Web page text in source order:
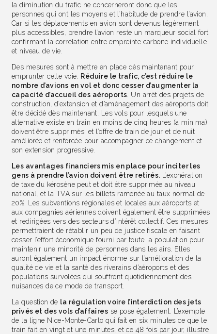
la diminution du trafic ne concerneront donc que les
personnes qui ont les moyens et l’habitude de prendre l’avion.
Car si les déplacements en avion sont devenus légèrement
plus accessibles, prendre l’avion reste un marqueur social fort,
confirmant la corrélation entre empreinte carbone individuelle
et niveau de vie.
Des mesures sont à mettre en place dès maintenant pour
emprunter cette voie.
Réduire le trafic, c’est réduire le
nombre d’avions en vol et donc cesser d’augmenter la
capacité d’accueil des aéroports . Un arrêt des projets de
construction, d’extension et d’aménagement des aéroports doit
être décidé dès maintenant. Les vols pour lesquels une
alternative existe en train en moins de cinq heures (a minima)
doivent être supprimés, et l’offre de train de jour et de nuit
améliorée et renforcée pour accompagner ce changement et
son extension progressive.
Les avantages financiers mis en place pour inciter les
gens à prendre l’avion doivent être retirés. L’exonération
de taxe du kérosène peut et doit être supprimée au niveau
national, et la TVA sur les billets ramenée au taux normal de
20%. Les subventions régionales et locales aux aéroports et
aux compagnies aériennes doivent également être supprimées
et redirigées vers des secteurs d’intérêt collectif. Ces mesures
permettraient de rétablir un peu de justice fiscale en faisant
cesser l’effort économique fourni par toute la population pour
maintenir une minorité de personnes dans les airs. Elles
auront également un impact énorme sur l’amélioration de la
qualité de vie et la santé des riverains d’aéroports et des
populations survolées qui souffrent quotidiennement des
nuisances de ce mode de transport.
La question de la régulation voire l’interdiction des jets
privés et des vols d’affaires se pose également. L’exemple
de la ligne Nice-Monte-Carlo qui fait en six minutes ce que le
train fait en vingt et une minutes, et ce 48 fois par jour, illustre